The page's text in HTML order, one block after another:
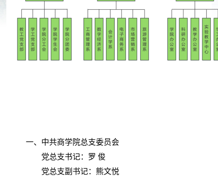
一、 中共商学院总支委员会
党总支书记：罗 俊
党总支副书记：熊文悦